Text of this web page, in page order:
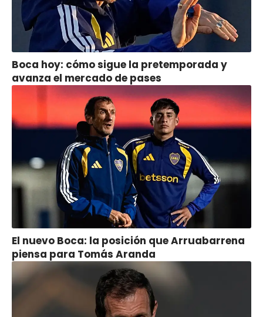
Boca hoy: cómo sigue la pretemporada y
avanza el mercado de pases
El nuevo Boca: la posición que Arruabarrena
piensa para Tomás Aranda